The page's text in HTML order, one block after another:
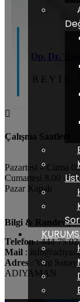
Op. Dr.
BEYIN
Çalışma Saatleri
Pazartesi – Cuma
Cumartesi 8.00 –
Pazar Kapalı
Bilgi & Randevu
Telefon: 444 75 02
Mail :
Adres : Yeni
ADIYAMAN